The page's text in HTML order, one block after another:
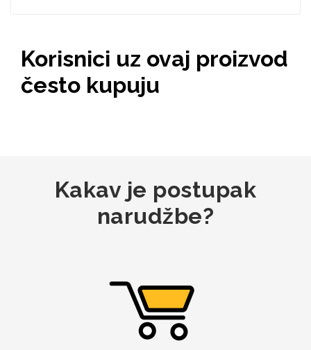
Korisnici uz ovaj proizvod
često kupuju
Kakav je postupak
narudžbe?
Mix